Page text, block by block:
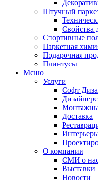
Штучный
Свойства
Спортивные
Паркетная
Подарочная
Плинтусы
Меню
Услуги
Софт
Доставка
О компании
СМИ о
Выставки
Новости